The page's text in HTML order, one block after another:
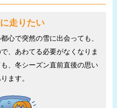
走りたい
心で突然の雪に出会っても、
、あわてる必要がなくなりま
、冬シーズン直前直後の思い
ます。